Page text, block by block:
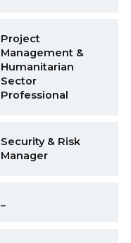
Project
Management &
Humanitarian
Sector
Professional
Security & Risk
Manager
_